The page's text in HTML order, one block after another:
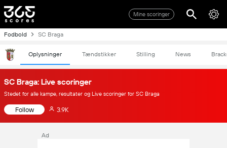
Mine scoringer
Fodbold SC Braga
Oplysninger Tændstikker Stilling News
SC Braga: Live scoringer
Stedet for alle kampe, resultater og Live scoringer for SC Braga
Follow 3.9K
Ad